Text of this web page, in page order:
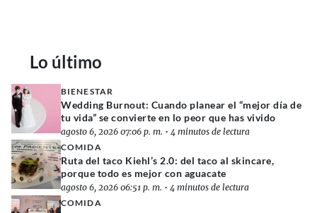
Lo último
BIENESTAR
Wedding Burnout: Cuando planear el “mejor día de
tu vida” se convierte en lo peor que has vivido
agosto 6, 2026 07:06 p. m. • 4 minutos de lectura
COMIDA
Ruta del taco Kiehl’s 2.0: del taco al skincare,
porque todo es mejor con aguacate
agosto 6, 2026 06:51 p. m. • 4 minutos de lectura
COMIDA